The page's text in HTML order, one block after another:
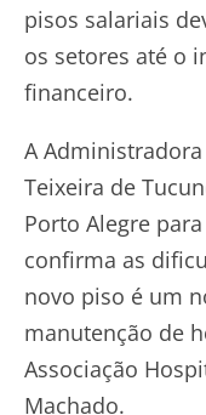
pisos salariais
os setores até o
financeiro.
A
Teixeira de
Porto Alegre
confirma as
novo piso é um
manutenção de
Associação
Machado.